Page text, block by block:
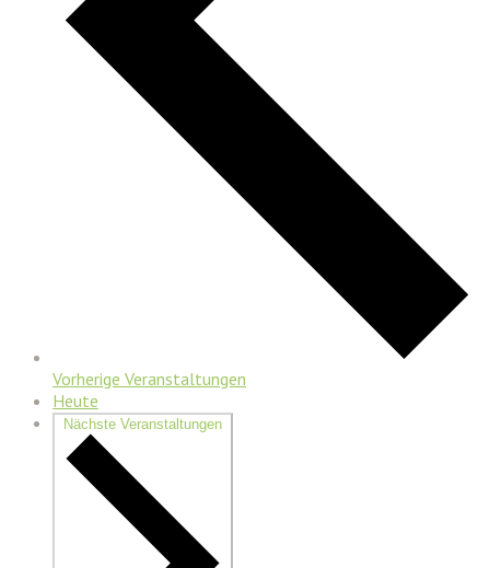
Vorherige Veranstaltungen
Heute
Nächste Veranstaltungen